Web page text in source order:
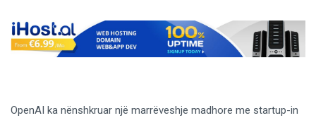
OpenAI ka nënshkruar një marrëveshje madhore me startup-in